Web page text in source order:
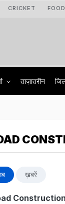
CRICKET FOOD
ताज़ातरीन
ख़बरें